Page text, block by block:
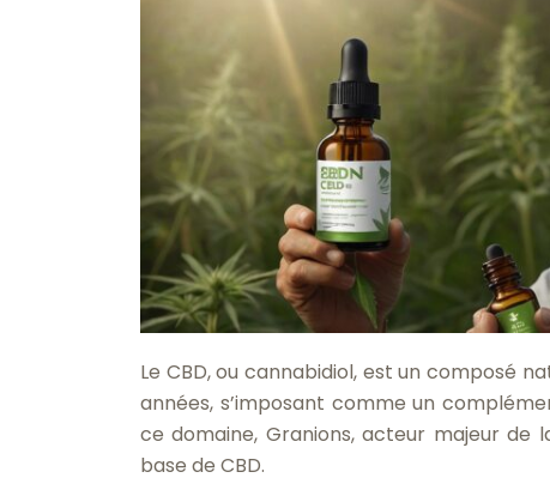
Le CBD, ou cannabidiol, est un composé
années, s’imposant comme un
ce domaine, Granions, acteur majeur
base de CBD.